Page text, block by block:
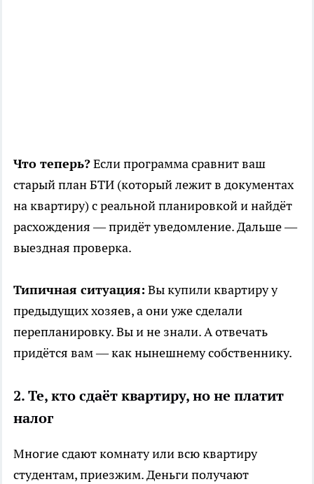
Что теперь?Если программа сравнит ваш
старый план БТИ (который лежит в документах
на квартиру) с реальной планировкой и найдёт
расхождения — придёт уведомление. Дальше —
выездная проверка.
Типичная ситуация: Вы купили квартиру у
предыдущих хозяев, а они уже сделали
перепланировку. Вы и не знали. А отвечать
придётся вам — как нынешнему собственнику.
2. Те, кто сдаёт квартиру, но не платит
налог
Многие сдают комнату или всю квартиру
студентам, приезжим. Деньги получают